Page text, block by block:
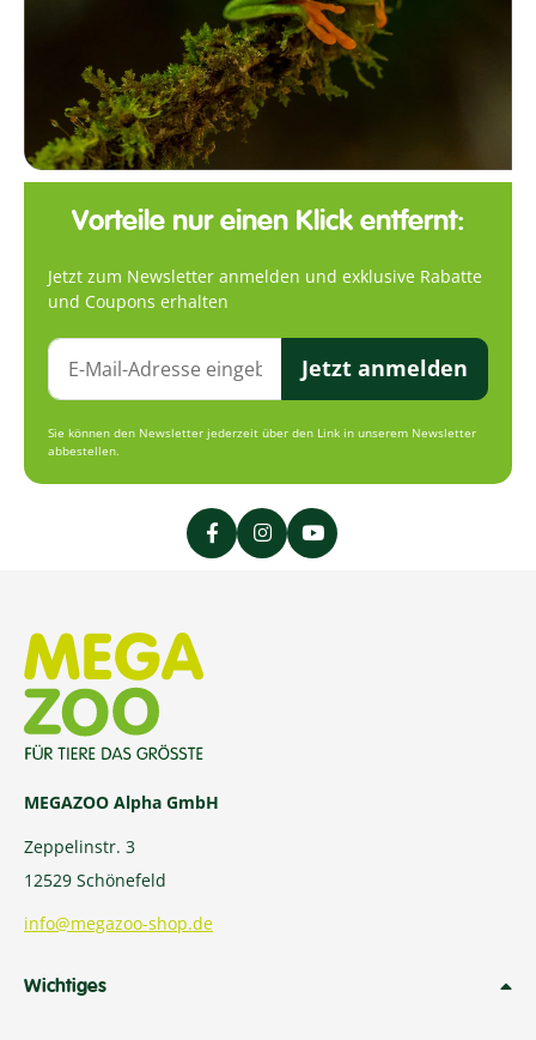
Vorteile nur einen Klick entfernt:
Jetzt zum Newsletter anmelden und exklusive Rabatte
und Coupons erhalten
Jetzt anmelden
Sie können den Newsletter jederzeit über den Link in unserem Newsletter
abbestellen.
MEGAZOO Alpha GmbH
Zeppelinstr. 3
12529 Schönefeld
info@megazoo-shop.de
Wichtiges